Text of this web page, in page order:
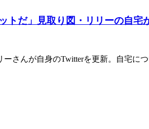
トだ」見取り図・リリーの自宅
ーさんが自身のTwitterを更新。自宅